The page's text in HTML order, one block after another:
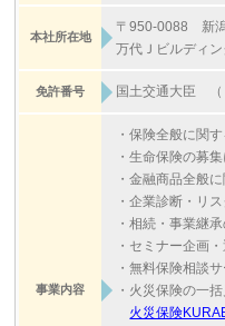
本社所在地
〒950-0088 新
万代Ｊビルディ
免許番号 国土交通大臣
事業内容
・保険全般に関
・生命保険の募
・金融商品全般
・企業診断・リ
・相続・事業継
・セミナー企画
・無料保険相談
・火災保険の一
火災保険